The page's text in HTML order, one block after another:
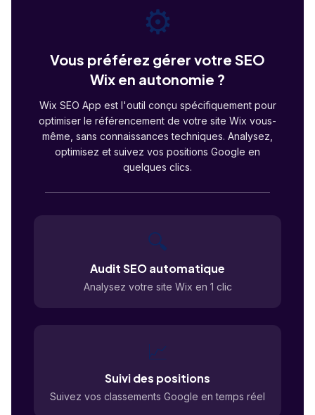
⚙️
Vous préférez gérer votre SEO
Wix en autonomie ?
Wix SEO App est l'outil conçu spécifiquement pour
optimiser le référencement de votre site Wix vous-
même, sans connaissances techniques. Analysez,
optimisez et suivez vos positions Google en
quelques clics.
🔍
Audit SEO automatique
Analysez votre site Wix en 1 clic
📈
Suivi des positions
Suivez vos classements Google en temps réel